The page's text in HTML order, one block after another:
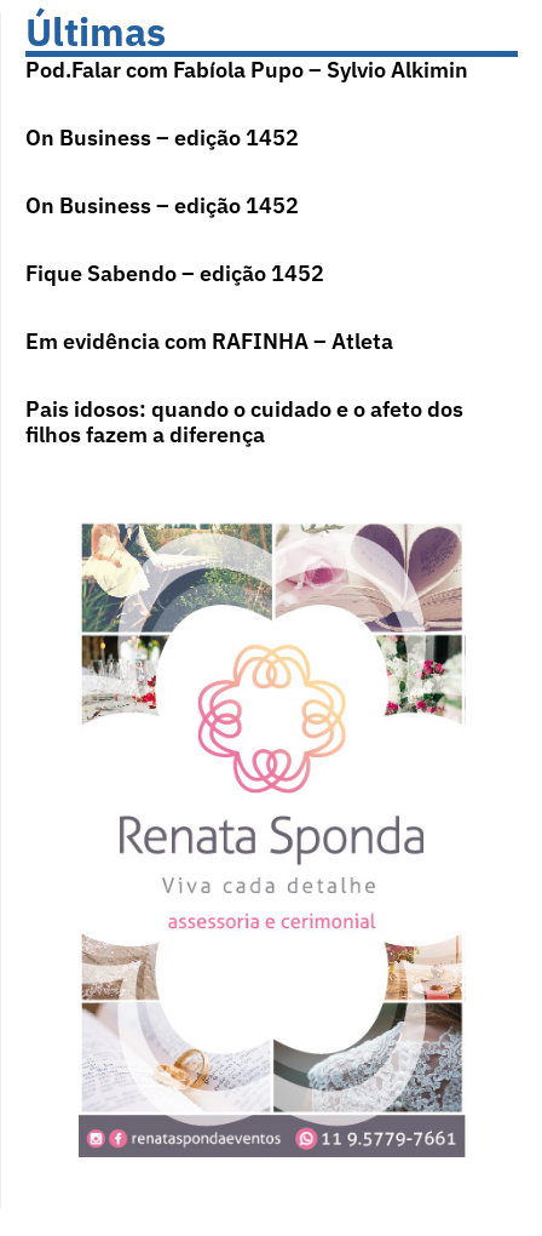
Últimas
Pod.Falar com Fabíola Pupo – Sylvio Alkimin
On Business – edição 1452
On Business – edição 1452
Fique Sabendo – edição 1452
Em evidência com RAFINHA – Atleta
Pais idosos: quando o cuidado e o afeto dos
filhos fazem a diferença